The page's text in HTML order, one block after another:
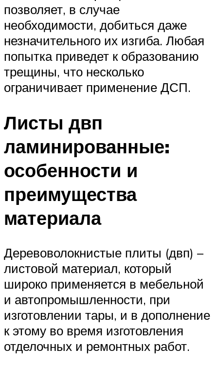
позволяет, в случае
необходимости, добиться даже
незначительного их изгиба. Любая
попытка приведет к образованию
трещины, что несколько
ограничивает применение ДСП.
Листы двп
ламинированные:
особенности и
преимущества
материала
Деревоволокнистые плиты (двп) –
листовой материал, который
широко применяется в мебельной
и автопромышленности, при
изготовлении тары, и в дополнение
к этому во время изготовления
отделочных и ремонтных работ.